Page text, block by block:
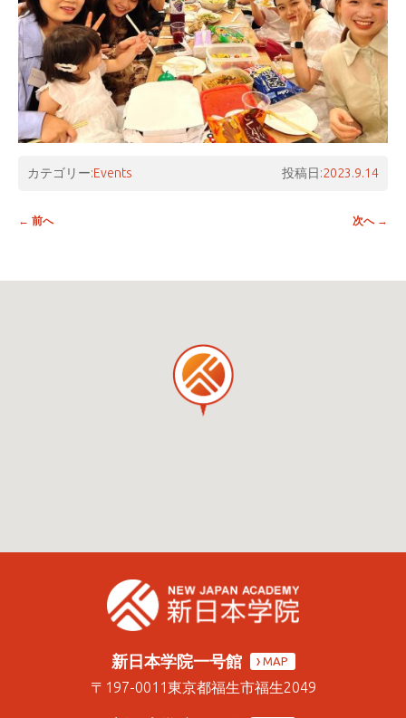
カテゴリー:Events 投稿日:2023.9.14
投稿ナビゲーション
← 前へ 次へ →
新日本学院一号館 MAP
〒197-0011東京都福生市福生2049